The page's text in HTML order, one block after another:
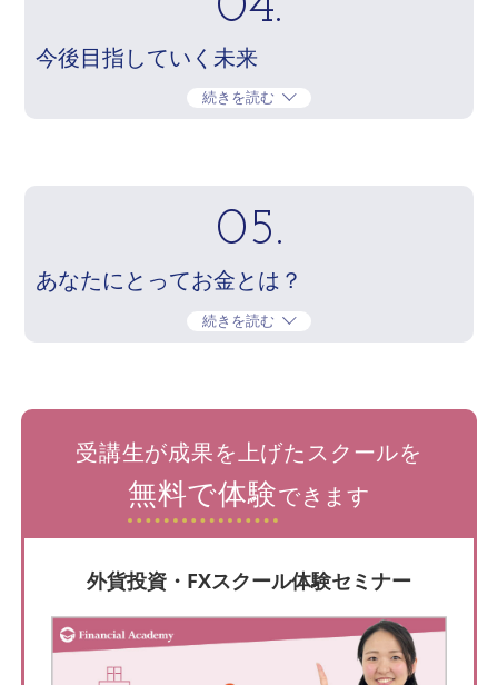
今後目指していく未来
続きを読む
05.
あなたにとってお金とは？
続きを読む
受講生が成果を上げたスクールを
無料で体験できます
外貨投資・FXスクール体験セミナー